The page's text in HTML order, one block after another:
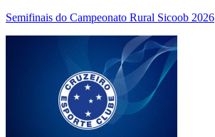
Semifinais do Campeonato Rural Sicoob 2026